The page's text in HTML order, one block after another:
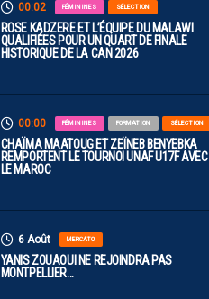
00:02 FÉMININES SÉLECTION
ROSE KADZERE ET L’ÉQUIPE DU MALAWI
QUALIFIÉES POUR UN QUART DE FINALE
HISTORIQUE DE LA CAN 2026
00:00 FÉMININES FORMATION SÉLECTION
CHAÏMA MAATOUG ET ZEÏNEB BENYEBKA
REMPORTENT LE TOURNOI UNAF U17F AVEC
LE MAROC
6 Août MERCATO
YANIS ZOUAOUI NE REJOINDRA PAS
MONTPELLIER…